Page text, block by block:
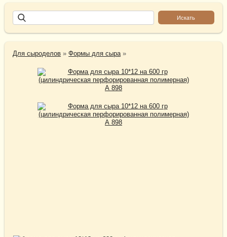
Для сыроделов »Формы для сыра»